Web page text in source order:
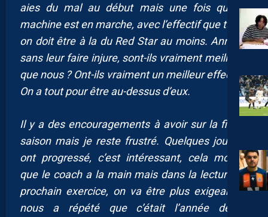
aies du mal au début mais une fois que la
machine est en marche, avec l’effectif que tu as,
on doit être à la du Red Star au moins. Annecy,
sans leur faire injure, sont-ils vraiment meilleurs
que nous ? Ont-ils vraiment un meilleur effectif ?
On a tout pour être au-dessus d’eux.
Il y a des encouragements à avoir sur la fin de
saison mais je reste frustré. Quelques joueurs
ont progressé, c’est intéressant, cela montre
que le coach a la main mais dans la lecture du
prochain exercice, on va être plus exigeant. Il
nous a répété que c’était l’année de la